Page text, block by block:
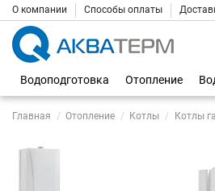
О компании Способы оплаты
Водоподготовка
Отопление
Главная Отопление Котлы Котлы